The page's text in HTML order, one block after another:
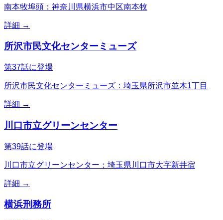
南本牧埠頭：神奈川県横浜市中区南本牧
詳細 →
所沢市民文化センターミューズ
第37話に登場
所沢市民文化センターミューズ：埼玉県所沢市並木1丁目
詳細 →
川口市立グリーンセンター
第39話に登場
川口市立グリーンセンター：埼玉県川口市大字新井宿
詳細 →
横浜刑務所